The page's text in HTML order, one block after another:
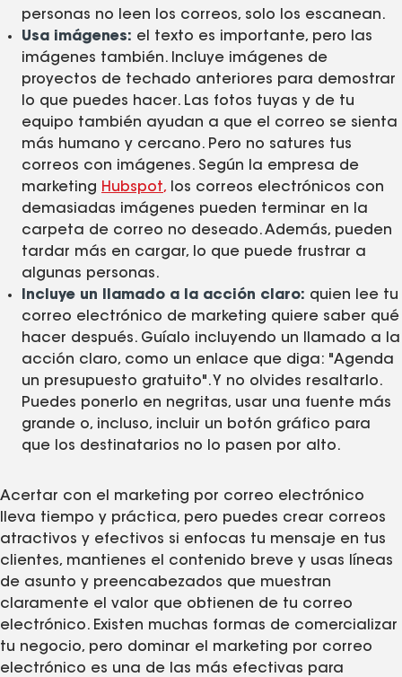
personas no leen los correos, solo los escanean.
Usa imágenes: el texto es importante, pero las
imágenes también. Incluye imágenes de
proyectos de techado anteriores para demostrar
lo que puedes hacer. Las fotos tuyas y de tu
equipo también ayudan a que el correo se sienta
más humano y cercano. Pero no satures tus
correos con imágenes. Según la empresa de
marketing Hubspot, los correos electrónicos con
demasiadas imágenes pueden terminar en la
carpeta de correo no deseado. Además, pueden
tardar más en cargar, lo que puede frustrar a
algunas personas.
Incluye un llamado a la acción claro: quien lee tu
correo electrónico de marketing quiere saber qué
hacer después. Guíalo incluyendo un llamado a la
acción claro, como un enlace que diga: "Agenda
un presupuesto gratuito". Y no olvides resaltarlo.
Puedes ponerlo en negritas, usar una fuente más
grande o, incluso, incluir un botón gráfico para
que los destinatarios no lo pasen por alto.
Acertar con el marketing por correo electrónico
lleva tiempo y práctica, pero puedes crear correos
atractivos y efectivos si enfocas tu mensaje en tus
clientes, mantienes el contenido breve y usas líneas
de asunto y preencabezados que muestran
claramente el valor que obtienen de tu correo
electrónico. Existen muchas formas de comercializar
tu negocio, pero dominar el marketing por correo
electrónico es una de las más efectivas para